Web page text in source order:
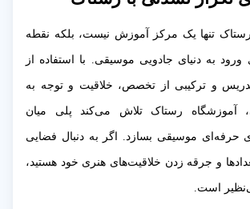
تنها یک مرکز آموزش نیست، بلکه نقطه
به دنیای جادویی موسیقی. با استفاده از
و ترکیبی از تخصص، خلاقیت و توجه به
آموزشگاه رستاک تلاش می‌کند پلی میان
حرفه‌ای موسیقی بسازد. اگر به دنبال فضایی
و جرقه زدن خلاقیت‌های هنری خود هستید،
است.